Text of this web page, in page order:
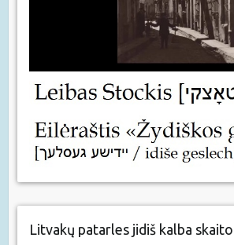
Litvakų patarles jidiš kalba